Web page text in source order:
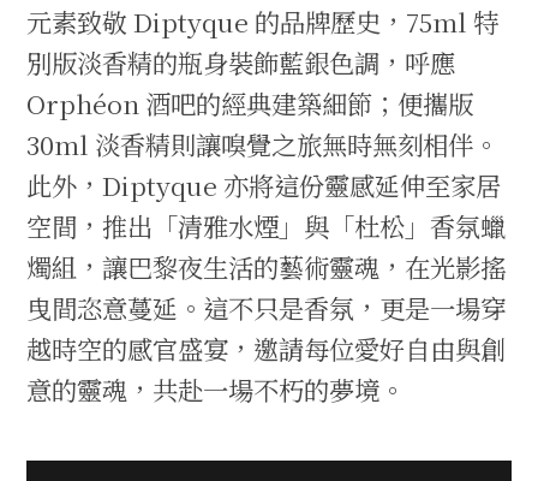
元素致敬 Diptyque 的品牌歷史，75ml 特
別版淡香精的瓶身裝飾藍銀色調，呼應
Orphéon 酒吧的經典建築細節；便攜版
30ml 淡香精則讓嗅覺之旅無時無刻相伴。
此外，Diptyque 亦將這份靈感延伸至家居
空間，推出「清雅水煙」與「杜松」香氛蠟
燭組，讓巴黎夜生活的藝術靈魂，在光影搖
曳間恣意蔓延。這不只是香氛，更是一場穿
越時空的感官盛宴，邀請每位愛好自由與創
意的靈魂，共赴一場不朽的夢境。